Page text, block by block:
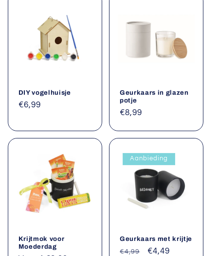
DIY vogelhuisje
Normale
€6,99
Geurkaars in glazen
potje
Normale
€8,99
Krijtmok voor
Moederdag
Aanbieding
Geurkaars met krijtje
Normale
€4,99 Aanbiedingsprijs
€4,49